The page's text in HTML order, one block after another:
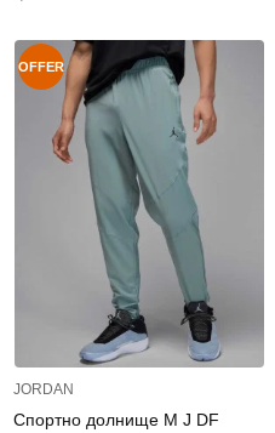
OFFER
JORDAN
Спортно долнище M J DF